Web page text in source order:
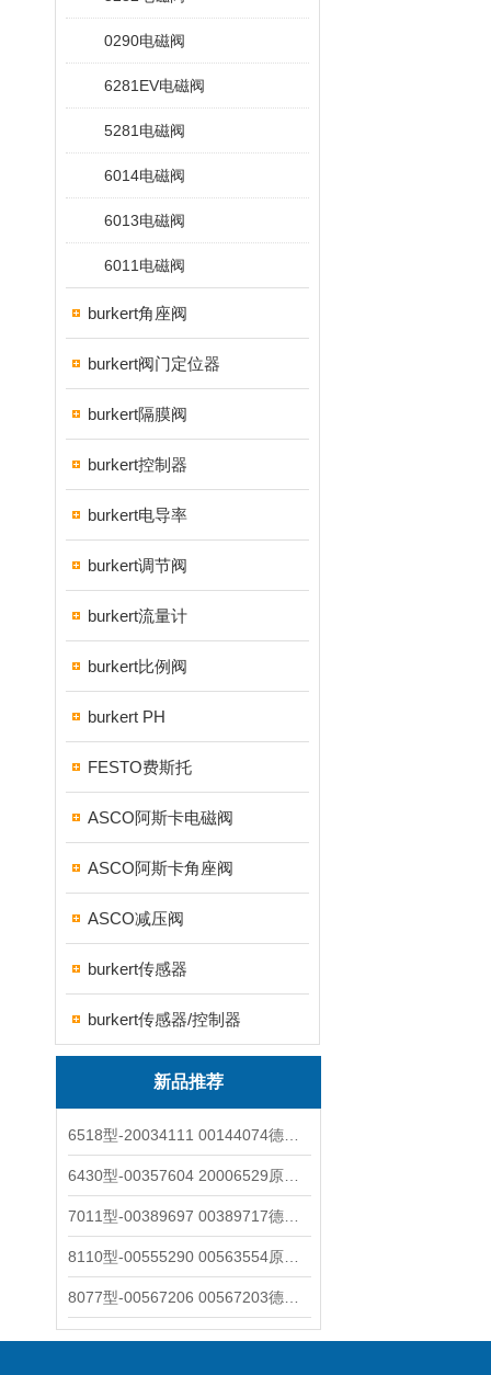
0290电磁阀
6281EV电磁阀
5281电磁阀
6014电磁阀
6013电磁阀
6011电磁阀
burkert角座阀
burkert阀门定位器
burkert隔膜阀
burkert控制器
burkert电导率
burkert调节阀
burkert流量计
burkert比例阀
burkert PH
FESTO费斯托
ASCO阿斯卡电磁阀
ASCO阿斯卡角座阀
ASCO减压阀
burkert传感器
burkert传感器/控制器
新品推荐